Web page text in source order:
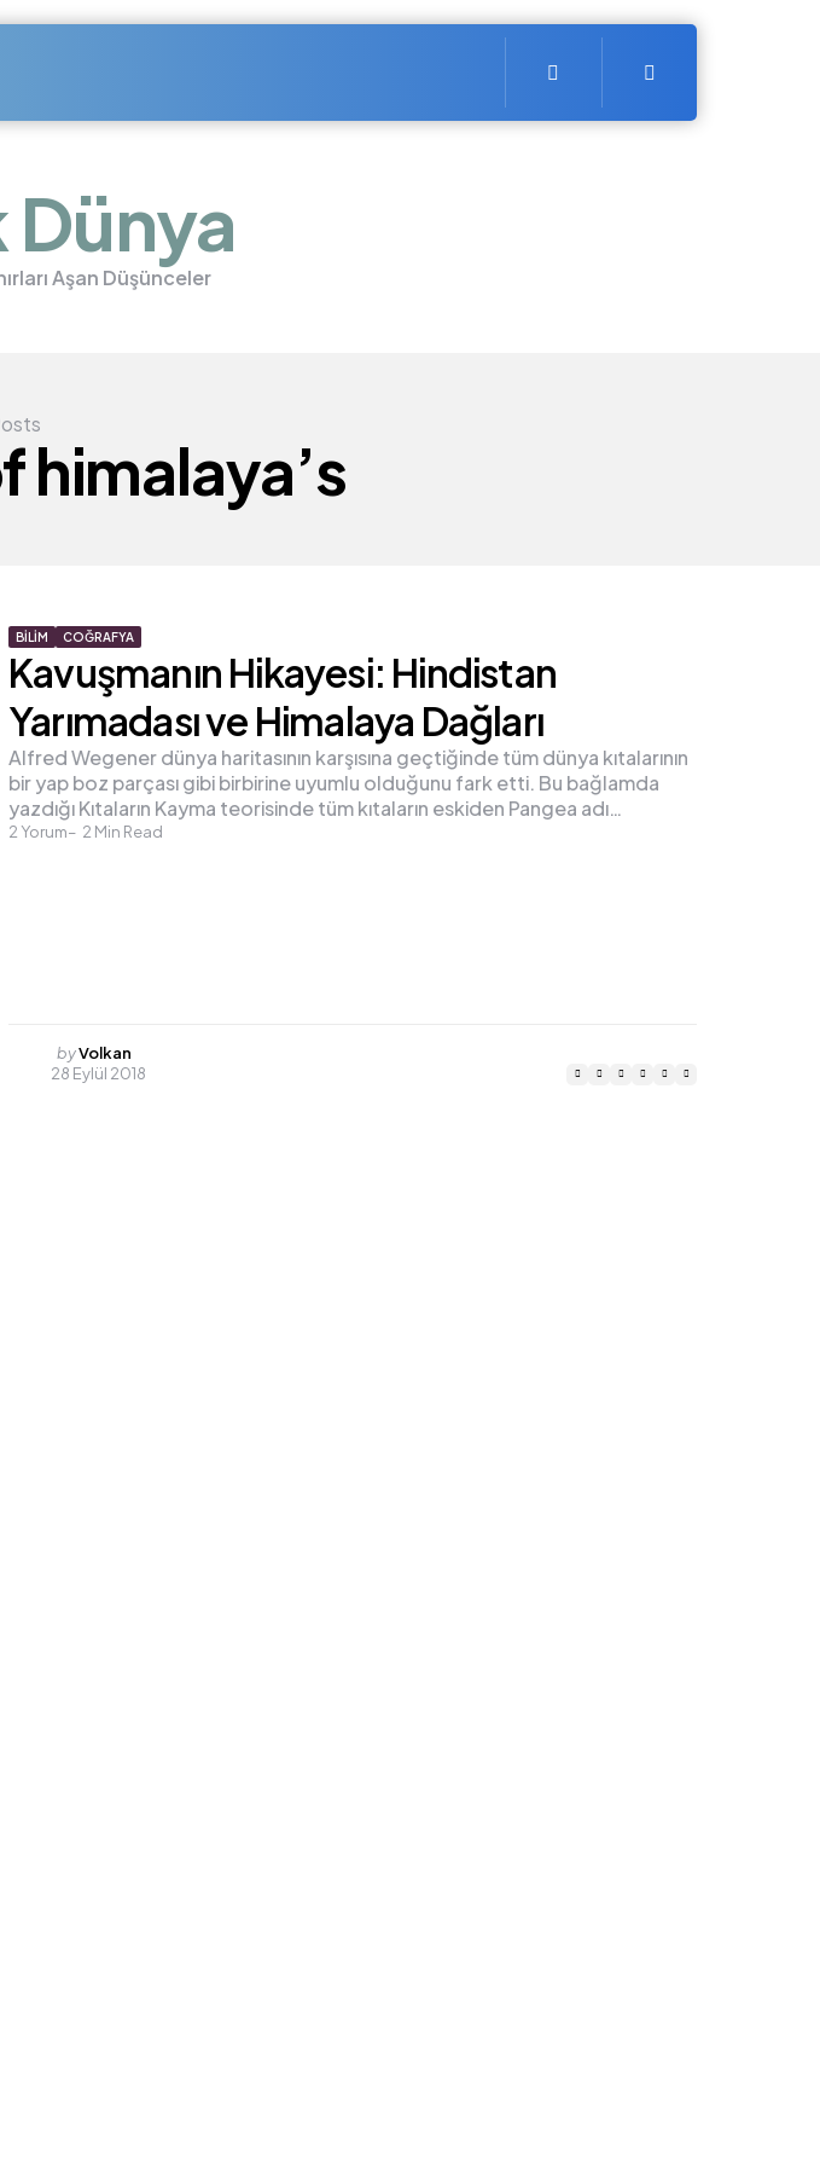
Aşan Düşünceler
himalaya’s
BILIM COĞRAFYA
Kavuşmanın Hikayesi: Hindistan
Yarımadası ve Himalaya Dağları
2 Yorum 2 Min Read
Alfred Wegener dünya haritasının karşısına geçtiğinde tüm dünya kıtalarının
bir yap boz parçası gibi birbirine uyumlu olduğunu fark etti. Bu bağlamda
yazdığı Kıtaların Kayma teorisinde tüm kıtaların eskiden Pangea adı…
Posted
by
byVolkan
28 Eylül 2018